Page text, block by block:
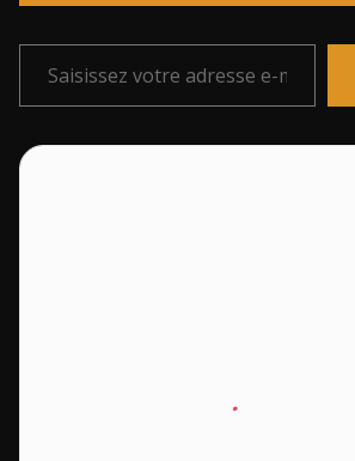
Saisissez votre adresse e-mail…